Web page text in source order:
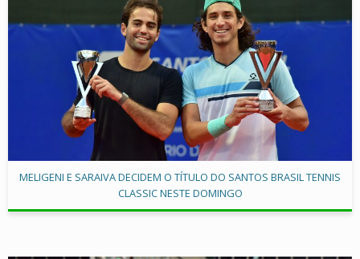
MELIGENI E SARAIVA DECIDEM O TÍTULO DO SANTOS BRASIL TENNIS
CLASSIC NESTE DOMINGO